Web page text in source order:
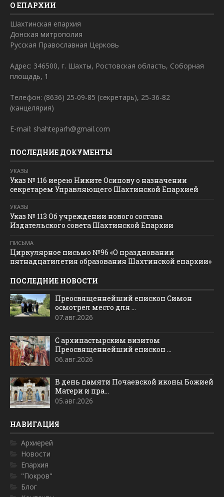
О ЕПАРХИИ
Шахтинская епархия
Донская митрополия
Русская Православная Церковь
Адрес: 346500, г. Шахты, Ростовская область, Соборная
площадь, 1
Телефон: (8636) 25-09-85 (секретарь), 25-36-82
(канцелярия)
E-mail: shahteparh@gmail.com
ПОСЛЕДНИЕ ДОКУМЕНТЫ
УКАЗЫ
Указ № 116 иерею Никите Осипову о назначении
секретарем Управляющего Шахтинской Епархией
УКАЗЫ
Указ № 113 Об учреждении нового состава
Издательского совета Шахтинской Епархии
ПИСЬМА
Циркулярное письмо №96 «О праздновании
пятнадцатилетия образования Шахтинской епархии»
ПОСЛЕДНИЕ НОВОСТИ
Преосвященнейший епископ Симон
осмотрел место для ...
07.авг.2026
С архипастырским визитом
Преосвященнейший епископ ...
06.авг.2026
В день памяти Почаевской иконы Божией
Матери и пра...
05.авг.2026
НАВИГАЦИЯ
Архиерей
Новости
Епархия
"Покров"
Блог